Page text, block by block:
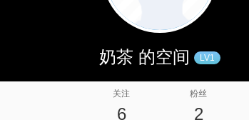
奶茶 的空间 LV1
关注
6
粉丝
2